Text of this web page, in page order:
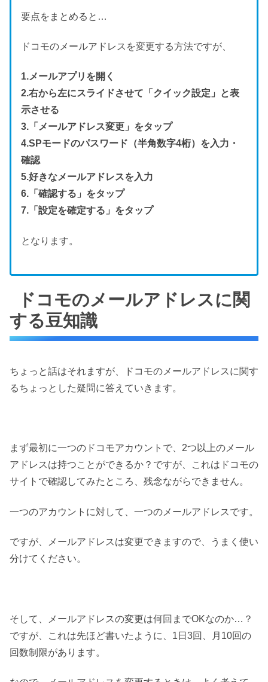
要点をまとめると…
ドコモのメールアドレスを変更する方法ですが、
1.メールアプリを開く
2.右から左にスライドさせて「クイック設定」と表
示させる
3.「メールアドレス変更」をタップ
4.SPモードのパスワード（半角数字4桁）を入力・
確認
5.好きなメールアドレスを入力
6.「確認する」をタップ
7.「設定を確定する」をタップ
となります。
ドコモのメールアドレスに関
する豆知識
ちょっと話はそれますが、ドコモのメールアドレスに関す
るちょっとした疑問に答えていきます。
まず最初に一つのドコモアカウントで、2つ以上のメール
アドレスは持つことができるか？ですが、これはドコモの
サイトで確認してみたところ、残念ながらできません。
一つのアカウントに対して、一つのメールアドレスです。
ですが、メールアドレスは変更できますので、うまく使い
分けてください。
そして、メールアドレスの変更は何回までOKなのか…？
ですが、これは先ほど書いたように、1日3回、月10回の
回数制限があります。